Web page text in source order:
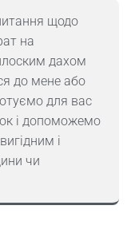
щодо
на
дахом
до мене або
для вас
і допоможемо
і
чи